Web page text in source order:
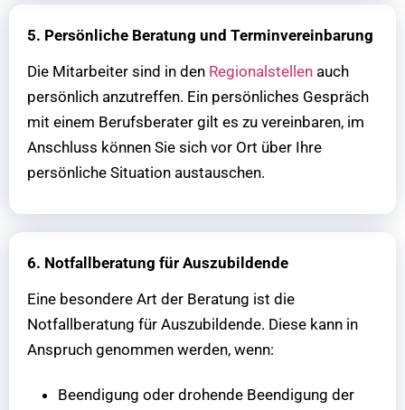
5. Persönliche Beratung und Terminvereinbarung
Die Mitarbeiter sind in den Regionalstellen auch
persönlich anzutreffen. Ein persönliches Gespräch
mit einem Berufsberater gilt es zu vereinbaren, im
Anschluss können Sie sich vor Ort über Ihre
persönliche Situation austauschen.
6. Notfallberatung für Auszubildende
Eine besondere Art der Beratung ist die
Notfallberatung für Auszubildende. Diese kann in
Anspruch genommen werden, wenn:
Beendigung oder drohende Beendigung der